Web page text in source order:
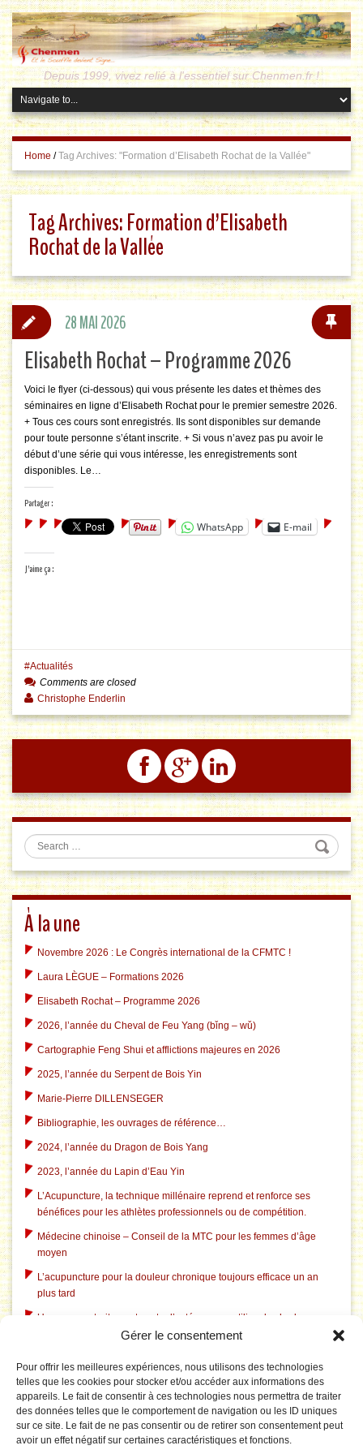
Gérer le consentement
Pour offrir les meilleures expériences, nous utilisons des technologies
telles que les cookies pour stocker et/ou accéder aux informations des
appareils. Le fait de consentir à ces technologies nous permettra de traiter
des données telles que le comportement de navigation ou les ID uniques
sur ce site. Le fait de ne pas consentir ou de retirer son consentement peut
avoir un effet négatif sur certaines caractéristiques et fonctions.
Depuis 1999, vivez relié à l'essentiel sur Chenmen.fr !
Home / Tag Archives: "Formation d’Elisabeth Rochat de la Vallée"
Tag Archives:Formation d’Elisabeth
Rochat de la Vallée
Elisabeth Rochat – Programme 2026
Voici le flyer (ci-dessous) qui vous présente les dates et thèmes des
séminaires en ligne d’Elisabeth Rochat pour le premier semestre 2026.
+ Tous ces cours sont enregistrés. Ils sont disponibles sur demande
pour toute personne s’étant inscrite. + Si vous n’avez pas pu avoir le
début d’une série qui vous intéresse, les enregistrements sont
disponibles. Le…
Partager :
WhatsApp E-mail
J’aime ça :
28 MAI 2026
Actualités
Comments are closed
Christophe Enderlin
Search
À la une
Novembre 2026 : Le Congrès international de la CFMTC !
Laura LÈGUE – Formations 2026
Elisabeth Rochat – Programme 2026
2026, l’année du Cheval de Feu Yang (bǐng – wǔ)
Cartographie Feng Shui et afflictions majeures en 2026
2025, l’année du Serpent de Bois Yin
Marie-Pierre DILLENSEGER
Bibliographie, les ouvrages de référence…
2024, l’année du Dragon de Bois Yang
2023, l’année du Lapin d’Eau Yin
L’Acupuncture, la technique millénaire reprend et renforce ses
bénéfices pour les athlètes professionnels ou de compétition.
Médecine chinoise – Conseil de la MTC pour les femmes d’âge
moyen
L’acupuncture pour la douleur chronique toujours efficace un an
plus tard
Un nouveau traitement contre l’ostéoporose utilise des herbes
chinoises traditionnelles
L’acupuncture aide à l’insomnie liée à la dépression
L’acupuncture corrige le système électrique pathologique du
cerveau dans le syndrome du canal carpien
Le Tai Chi est rentable pour prévenir les chutes chez les personnes